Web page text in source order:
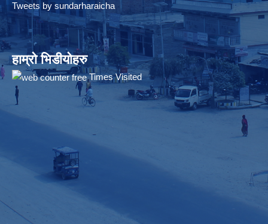
Tweets by sundarharaicha
हाम्रो भिडीयोहरु
Times Visited